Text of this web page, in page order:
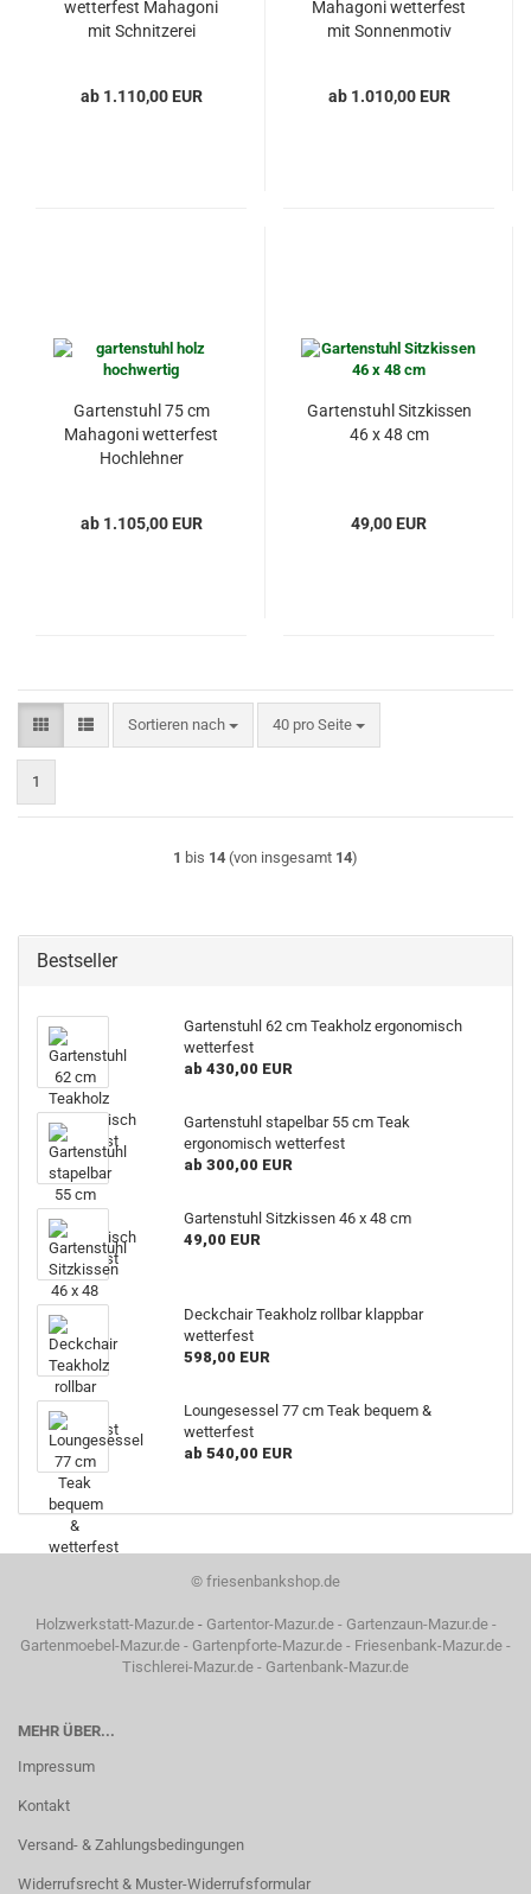
wetterfest Mahagoni
mit Schnitzerei
ab 1.110,00 EUR
Mahagoni wetterfest
mit Sonnenmotiv
ab 1.010,00 EUR
Gartenstuhl 75 cm
Mahagoni wetterfest
Hochlehner
ab 1.105,00 EUR
Gartenstuhl Sitzkissen
46 x 48 cm
49,00 EUR
Sortieren nach
Sortieren nach 40 pro Seite
pro Seite
1
1 bis 14 (von insgesamt 14)
Bestseller
Gartenstuhl 62 cm Teakholz ergonomisch
wetterfest
ab 430,00 EUR
Gartenstuhl stapelbar 55 cm Teak
ergonomisch wetterfest
ab 300,00 EUR
Gartenstuhl Sitzkissen 46 x 48 cm
49,00 EUR
Deckchair Teakholz rollbar klappbar
wetterfest
598,00 EUR
Loungesessel 77 cm Teak bequem &
wetterfest
ab 540,00 EUR
© friesenbankshop.de
Holzwerkstatt-Mazur.de- Gartentor-Mazur.de- Gartenzaun-Mazur.de-
Gartenmoebel-Mazur.de - Gartenpforte-Mazur.de - Friesenbank-Mazur.de -
Tischlerei-Mazur.de - Gartenbank-Mazur.de
MEHR ÜBER...
Impressum
Kontakt
Versand- & Zahlungsbedingungen
Widerrufsrecht & Muster-Widerrufsformular